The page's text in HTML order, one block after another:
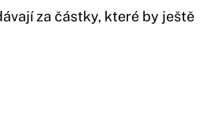
za částky, které by ještě